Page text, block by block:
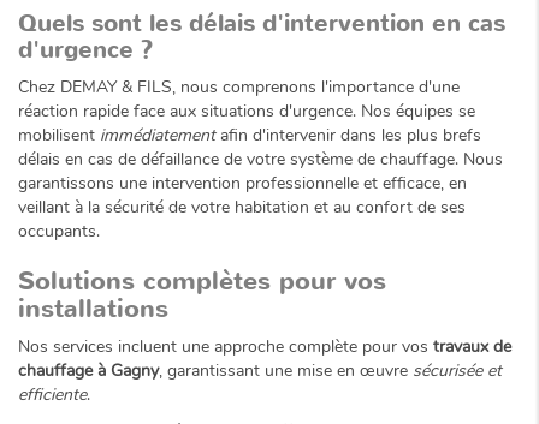
Quels sont les délais d'intervention en cas
d'urgence ?
Chez DEMAY & FILS, nous comprenons l'importance d'une
réaction rapide face aux situations d'urgence. Nos équipes se
mobilisent immédiatementafin d'intervenir dans les plus brefs
délais en cas de défaillance de votre système de chauffage. Nous
garantissons une intervention professionnelle et efficace, en
veillant à la sécurité de votre habitation et au confort de ses
occupants.
Solutions complètes pour vos
installations
Nos services incluent une approche complète pour vos travaux de
chauffage à Gagny, garantissant une mise en œuvre sécurisée et
efficiente.